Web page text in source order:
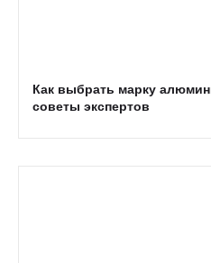
Как выбрать марку
советы экспертов